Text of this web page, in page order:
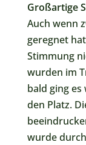
Großartige
Auch wenn
geregnet
Stimmung
wurden im
bald ging
den Platz.
wurde